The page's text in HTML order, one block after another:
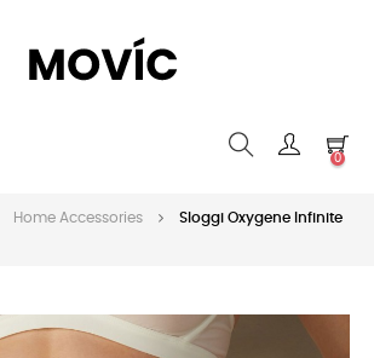
0
Home Accessories
Sloggi Oxygene Infinite